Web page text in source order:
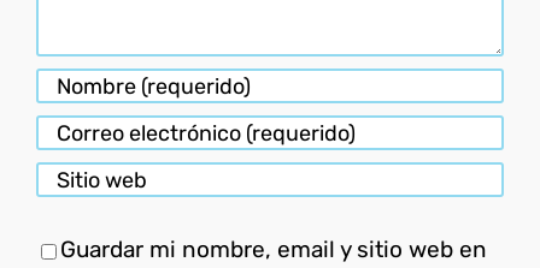
Guardar mi nombre, email y sitio web en